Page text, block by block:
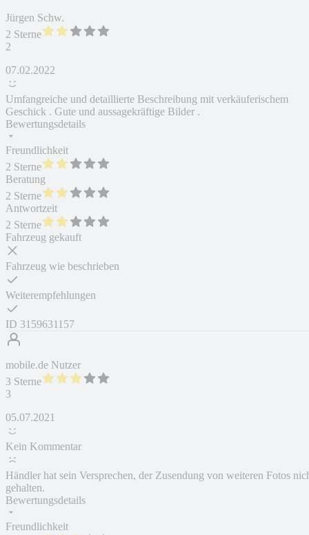
Jürgen Schw.
2 Sterne
2
07.02.2022
Umfangreiche und detaillierte Beschreibung mit verkäuferischem
Geschick . Gute und aussagekräftige Bilder .
Bewertungsdetails
Freundlichkeit
2 Sterne
Beratung
2 Sterne
Antwortzeit
2 Sterne
Fahrzeug gekauft
Fahrzeug wie beschrieben
Weiterempfehlungen
ID 3159631157
mobile.de Nutzer
3 Sterne
3
05.07.2021
Kein Kommentar
Händler hat sein Versprechen, der Zusendung von weiteren Fotos
gehalten.
Bewertungsdetails
Freundlichkeit